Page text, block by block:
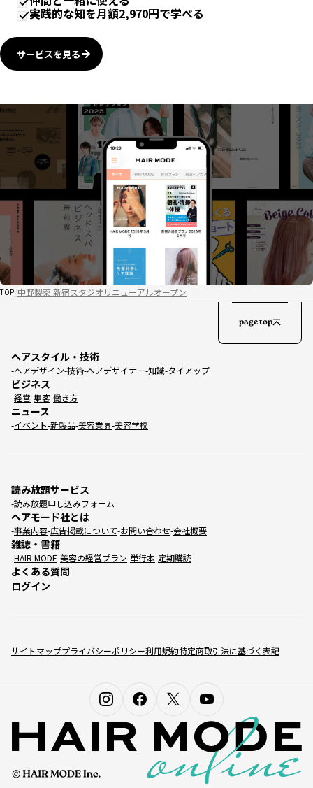
実践的な知を月額2,970円で学べる
サービスを見る
TOP 中野製薬 新宿スタジオリニューアルオープン
サイトマッププライバシーポリシー利用規約特定商取引法に基づく表記
ヘアスタイル・技術
ヘアデザイン 技術 ヘアデザイナー 知識 タイアップ
ビジネス
経営 集客 働き方
ニュース
イベント 新製品 美容業界 美容学校
読み放題サービス
読み放題申し込みフォーム
ヘアモード社とは
事業内容 広告掲載について お問い合わせ 会社概要
雑誌・書籍
HAIR MODE 美容の経営プラン 単行本 定期購読
よくある質問
ログイン
page top